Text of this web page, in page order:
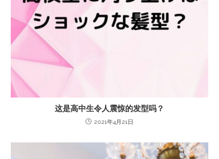
这是高中生令人震惊的发型吗？
2021年4月21日